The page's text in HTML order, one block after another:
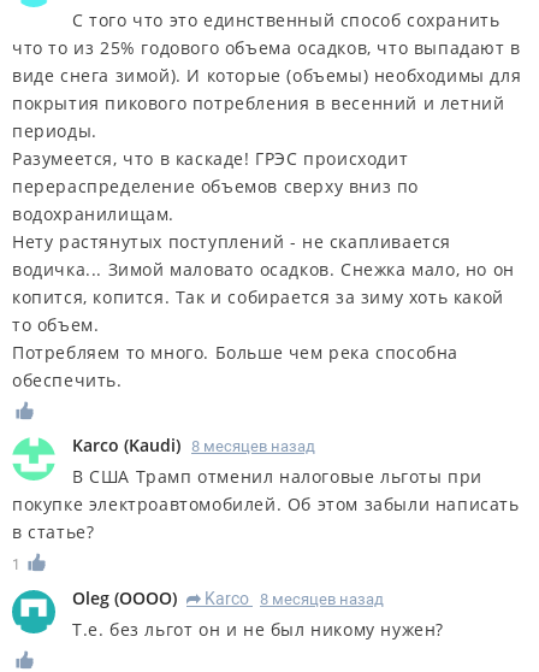
С того что это единственный способ сохранить
что то из 25% годового объема осадков, что выпадают в
виде снега зимой). И которые (объемы) необходимы для
покрытия пикового потребления в весенний и летний
периоды.
Разумеется, что в каскаде! ГРЭС происходит
перераспределение объемов сверху вниз по
водохранилищам.
Нету растянутых поступлений - не скапливается
водичка... Зимой маловато осадков. Снежка мало, но он
копится, копится. Так и собирается за зиму хоть какой
то объем.
Потребляем то много. Больше чем река способна
обеспечить.
Karco (Kaudi) 8 месяцев назад
В США Трамп отменил налоговые льготы при
покупке электроавтомобилей. Об этом забыли написать
в статье?
1
Oleg (OOOO) R Karco 8 месяцев назад
Т.е. без льгот он и не был никому нужен?